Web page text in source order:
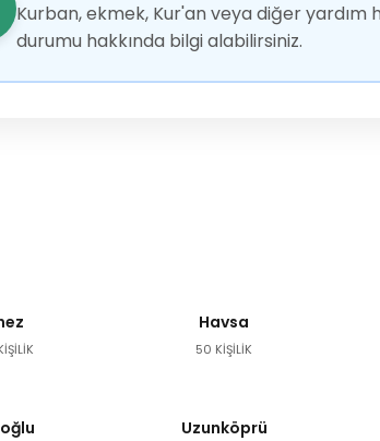
Kurban, ekmek, Kur'an veya diğer yardım
durumu hakkında bilgi alabilirsiniz.
Havsa
50 KİŞİLİK
Uzunköprü